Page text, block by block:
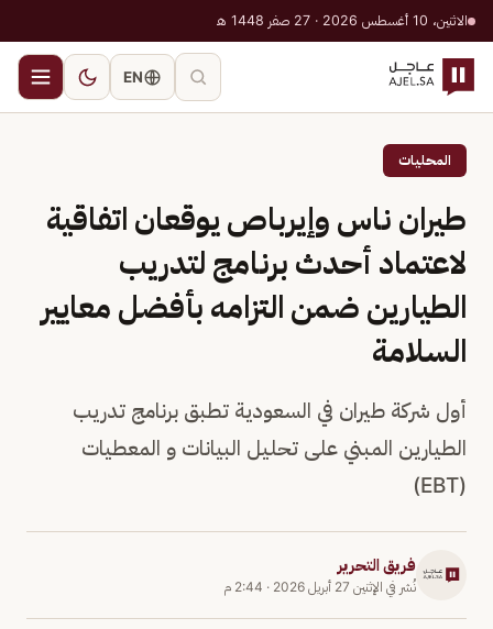
الاثنين، 10 أغسطس 2026 · 27 صفر 1448 هـ
EN
المحليات
طيران ناس وإيرباص يوقعان اتفاقية
لاعتماد أحدث برنامج لتدريب
الطيارين ضمن التزامه بأفضل معايير
السلامة
أول شركة طيران في السعودية تطبق برنامج تدريب
الطيارين المبني على تحليل البيانات و المعطيات
(EBT)
فريق التحرير
نُشر في الإثنين 27 أبريل 2026 · 2:44 م